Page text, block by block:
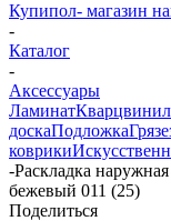
Купипол- магазин
-
Каталог
-
Аксессуары
ЛаминатКварцвинил
доскаПодложка
коврики
-Раскладка
бежевый 011 (25)
Поделиться